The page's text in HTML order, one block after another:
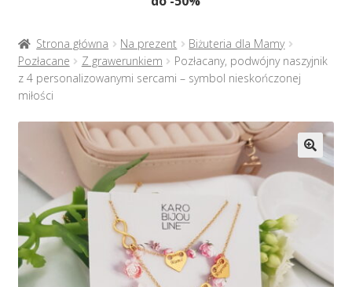
Bransoletki
menu
Na prezent
Strona główna Na prezent
Biżuteria dla Mamy
Pozłacane
Z grawerunkiem
Pozłacany, podwójny naszyjnik
z 4 personalizowanymi sercami – symbol nieskończonej
miłości